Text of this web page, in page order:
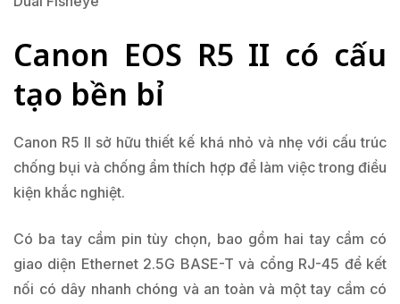
Canon EOS R5 II có cấu
tạo bền bỉ
Canon R5 II sở hữu thiết kế khá nhỏ và nhẹ với cấu trúc
chống bụi và chống ẩm thích hợp để làm việc trong điều
kiện khắc nghiệt.
Có ba tay cầm pin tùy chọn, bao gồm hai tay cầm có
giao diện Ethernet 2.5G BASE-T và cổng RJ-45 để kết
nối có dây nhanh chóng và an toàn và một tay cầm có